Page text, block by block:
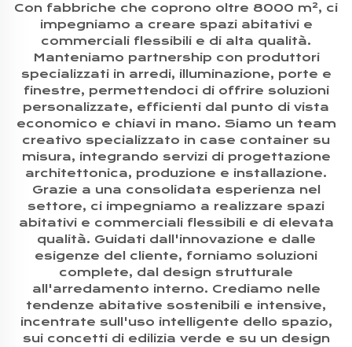
Con fabbriche che coprono oltre 8000 m², ci
impegniamo a creare spazi abitativi e
commerciali flessibili e di alta qualità.
Manteniamo partnership con produttori
specializzati in arredi, illuminazione, porte e
finestre, permettendoci di offrire soluzioni
personalizzate, efficienti dal punto di vista
economico e chiavi in mano. Siamo un team
creativo specializzato in case container su
misura, integrando servizi di progettazione
architettonica, produzione e installazione.
Grazie a una consolidata esperienza nel
settore, ci impegniamo a realizzare spazi
abitativi e commerciali flessibili e di elevata
qualità. Guidati dall'innovazione e dalle
esigenze del cliente, forniamo soluzioni
complete, dal design strutturale
all'arredamento interno. Crediamo nelle
tendenze abitative sostenibili e intensive,
incentrate sull'uso intelligente dello spazio,
sui concetti di edilizia verde e su un design